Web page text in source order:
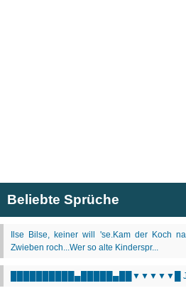
Beliebte Sprüche